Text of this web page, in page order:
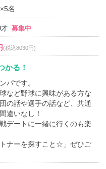
名
募集中
(税込8030円)
かる！
パです。
など野球に興味がある方な
の話や選手の話など、共通
違いなし！
デートに一緒に行くのも楽
ナーを探すこと☆」ぜひご